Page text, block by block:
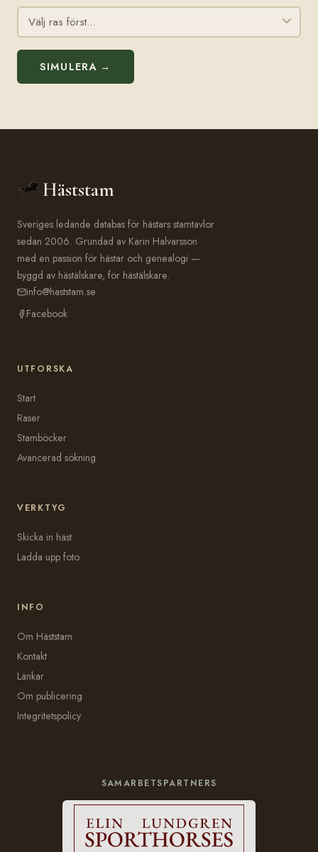
SIMULERA →
Häststam
Sveriges ledande databas för hästars stamtavlor
sedan 2006. Grundad av Karin Halvarsson
med en passion för hästar och genealogi —
byggd av hästälskare, för hästälskare.
info@haststam.se
Facebook
UTFORSKA
Start
Raser
Stamböcker
Avancerad sökning
VERKTYG
Skicka in häst
Ladda upp foto
INFO
Om Häststam
Kontakt
Länkar
Om publicering
Integritetspolicy
SAMARBETSPARTNERS